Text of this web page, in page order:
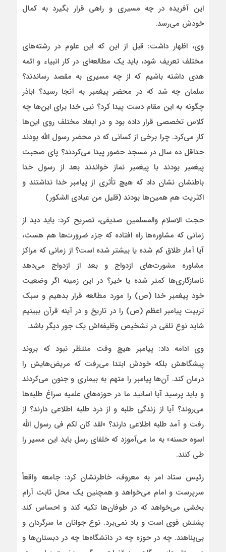
این آفریده در چه مسیری و راهی قرار بگیرد به کمال
خودش می‌رسد.
وی، اظهار داشت: قبل از این که این علوم در رشته‌های
مختلف تعریف شود، باید یک مطالعه‌ای در کار انبیاء و ائمه
هدی داشته باشیم که از چه مسیری به مقصد رساندند؟
سلمان چه شد که در محضر پیغمبر به آنجا رسید؟ اباذر
چگونه به این مقام دست پیدا کرد؟ نبی خدا برای این‌ها چه
کلاس تخصصی قرار داده بود و در ابعاد مختلف روی این‌ها
کار می‌کرد. چرا برخی از کسانی که در محضر رسول الله بودند
حداقل ده سال در مسجد حضور پیدا می‌کردند؟ پای صحبت
پیغمبر بودند با پیغمبر نماز خواندند بعد از رسول خدا
باطنشان نشان داد که هیچ تأثری از پیامبر خدا نداشتند و
اکثریت هم همین‌ها بودند (قلیل من عبادی الشکور)
حجت الاسلام والمسلمین صدیقی، تصریح کرد: باید دید از
زمانی که مشاوره‌ها راه افتاده که جزء ضرورت‌ها هم هست،
آیا آمار طلاق کم شده یا بیشتر شده است؟ از زمانی که مراکز
مشاوره مشورت‌های ازدواج و بعد از ازدواج می‌دهد
ناسازگاری‌ها کمتر شده یا خیر؟ در این زمینه اگر وضعیت
خود پیغمبر خدا (ص) را مورد مطالعه قرار بدهیم و سبک
تربیت پیامبر اعظم (ص) را در تاریخ و در آینه قرآن ببینیم
شاید نوع تلقی در تشخیص وظیفه‌اش یک جور دیگر باشد.
وی ادامه داد: پیامبر هیچ وقت منتظر نبود که بروند
پیشگاهش بلکه خودش ابتدا می‌رفت که مریض‌هایش را
درمان کند. آن‌ها پیامبر را متهم به بیماری و جنون می‌کردند
و باید پرسید آیا اساتید ما در حوزه‌های علمیه سراغ طلبه‌ها
می‌روند؟ آیا از زندگی طلبه و از درد طلبه اطلاعی دارند؟ از
رفت و آمد طلبه اطلاعی دارند؟ «لقد کان لکم فی رسول الله
اسوه حسنه» به ما می‌آموزد که خلفای رسل باید این مسیر را
طی کنند.
رئیس ستاد امر به معروف، خاطرنشان کرد: جامعه واقعاً
سرپرست و امام می‌خواهد و همچنین یک محل ثابت آرام
بخشی می‌خواهد که در طوفان‌ها تکیه کند و احساس کند
پشتش قوی است و باد نمی‌برد. نوع جوانان ما سرگردان و
بی‌پناهند. چه در حوزه چه در دانشگاه‌ها چه در دبستان‌ها و